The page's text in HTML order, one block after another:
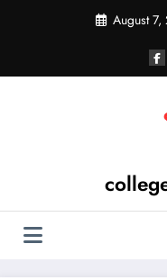
August